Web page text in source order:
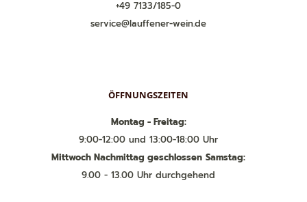
+49 7133/185-0
service@lauffener-wein.de
ÖFFNUNGSZEITEN
Montag - Freitag:
9:00-12:00 und 13:00-18:00 Uhr
Mittwoch Nachmittag geschlossen Samstag:
9.00 - 13.00 Uhr durchgehend